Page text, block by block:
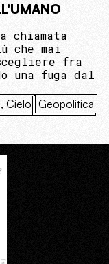
che mai
fra
una fuga dal
Cielo Geopolitica